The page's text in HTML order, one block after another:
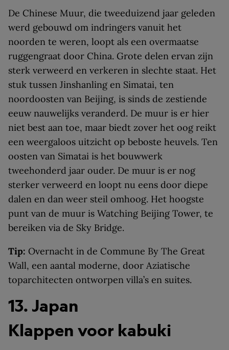
De Chinese Muur, die tweeduizend jaar geleden
werd gebouwd om indringers vanuit het
noorden te weren, loopt als een overmaatse
ruggengraat door China. Grote delen ervan zijn
sterk verweerd en verkeren in slechte staat. Het
stuk tussen Jinshanling en Simatai, ten
noordoosten van Beijing, is sinds de zestiende
eeuw nauwelijks veranderd. De muur is er hier
niet best aan toe, maar biedt zover het oog reikt
een weergaloos uitzicht op beboste heuvels. Ten
oosten van Simatai is het bouwwerk
tweehonderd jaar ouder. De muur is er nog
sterker verweerd en loopt nu eens door diepe
dalen en dan weer steil omhoog. Het hoogste
punt van de muur is Watching Beijing Tower, te
bereiken via de Sky Bridge.
Tip: Overnacht in de Commune By The Great
Wall, een aantal moderne, door Aziatische
toparchitecten ontworpen villa’s en suites.
13. Japan
Klappen voor kabuki